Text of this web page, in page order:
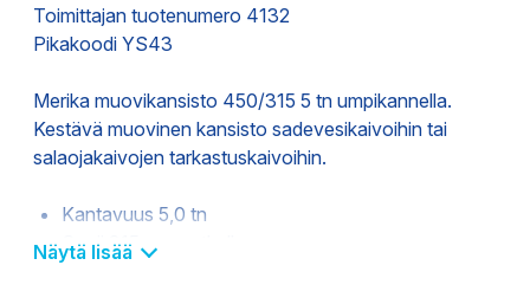
Toimittajan tuotenumero 4132
Pikakoodi YS43
Merika muovikansisto 450/315 5 tn umpikannella.
Kestävä muovinen kansisto sadevesikaivoihin tai
salaojakaivojen tarkastuskaivoihin.
Kantavuus 5,0 tn
Sopii 315 mm putkelle
Näytä lisää